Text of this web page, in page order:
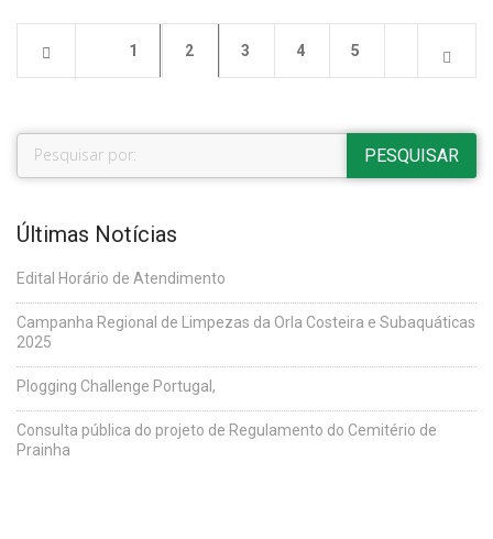
1 2 3 4 5
Últimas Notícias
Edital Horário de Atendimento
Campanha Regional de Limpezas da Orla Costeira e Subaquáticas
2025
Plogging Challenge Portugal,
Consulta pública do projeto de Regulamento do Cemitério de
Prainha